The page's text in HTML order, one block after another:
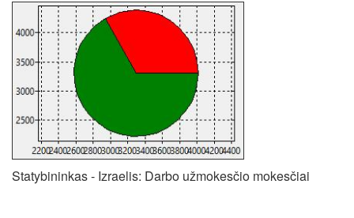
Statybininkas - Izraelis: Darbo užmokesčio mokesčiai